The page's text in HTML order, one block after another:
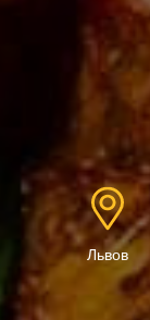
Львов